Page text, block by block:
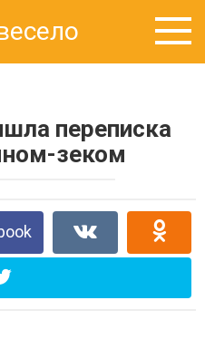
переписка
зеком